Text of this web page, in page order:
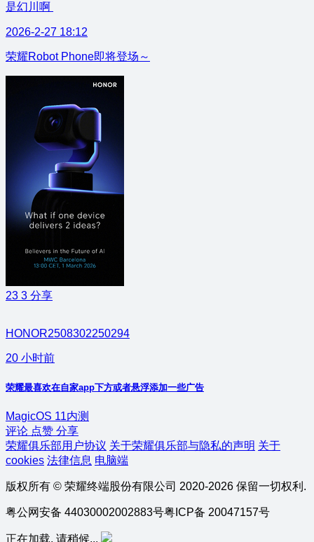
是幻川啊
2026-2-27 18:12
荣耀Robot Phone即将登场～
23 3 分享
HONOR2508302250294
20 小时前
荣耀最喜欢在自家app下方或者悬浮添加一些广告
MagicOS 11内测
评论 点赞 分享
荣耀俱乐部用户协议 关于荣耀俱乐部与隐私的声明 关于
cookies 法律信息 电脑端
版权所有 © 荣耀终端股份有限公司 2020-2026 保留一切权利.
粤公网安备 44030002002883号粤ICP备 20047157号
正在加载, 请稍候...